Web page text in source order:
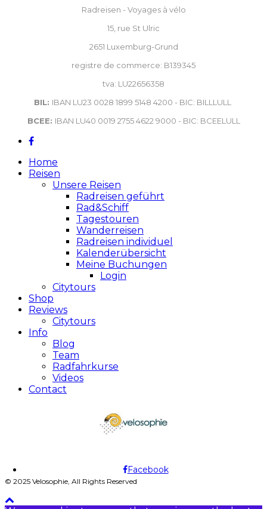
Radreisen - Voyages à vélo
15, rue St Ulric
2651 Luxemburg-Grund
registre de commerce: B139345
tva: LU22656358
BIL: IBAN LU23 0028 1899 5148 4200 - BIC: BILLLULL
BCEE: IBAN LU40 0019 2755 4622 9000 - BIC: BCEELULL
Home
Reisen
Unsere Reisen
Radreisen geführt
Rad&Schiff
Tagestouren
Wanderreisen
Radreisen individuel
Kalenderübersicht
Meine Buchungen
Login
Citytours
Shop
Reviews
Citytours
Info
Blog
Team
Radfahrkurse
Videos
Contact
Facebook
© 2025 Velosophie, All Rights Reserved